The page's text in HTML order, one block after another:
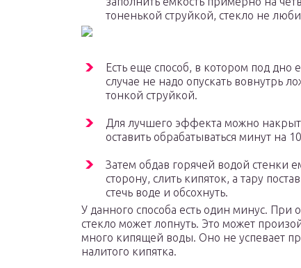
тоненькой струйкой, стекло не
Есть еще способ, в котором под дно
случае не надо опускать вовнутрь
тонкой струйкой.
Для лучшего эффекта можно
оставить обрабатываться минут на
Затем обдав горячей водой стенки
сторону, слить кипяток, а тару
стечь воде и обсохнуть.
У данного способа есть один минус. При
стекло может лопнуть. Это может
много кипящей воды. Оно не успевает
налитого кипятка.